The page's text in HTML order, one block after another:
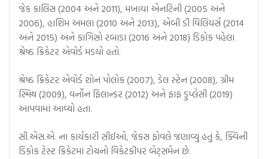
જેક કાલિસ (2004 અને 2011), મખાયા એનટિની (2005 અને
2006), હાશિમ અમલા (2010 અને 2013), એબી ડી વિલિયર્સ (2014
અને 2015) અને કાગિસો રબાડા (2016 અને 2018) ડિકોક પહેલા
શ્રેષ્ઠ ક્રિકેટર એવોર્ડ મડયો હતો.
શ્રેષ્ઠ ક્રિકેટર એવોર્ડ શોન પોલોક (2007), ડેલ સ્ટેન (2008), ગ્રીમ
સ્મિથ (2009), વર્નોન ફિલાન્ડર (2012) અને ફાફ ડુપ્લેસી (2019)
આપવામાં આવ્યો હતા.
સી.એસ.એ. ના કાર્યકારી સીઈઓ, જેકસ ફોવલે જણાવ્યું હતું કે, ક્વિની
ડિકોક ટેસ્ટ ક્રિકેટમાં ટોચનો વિકેટકીપર બેટ્સમેન છે.